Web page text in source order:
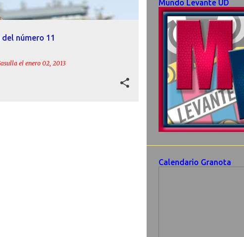
número 11
el enero 02, 2013
Mundo Levante UD
Calendario Granota